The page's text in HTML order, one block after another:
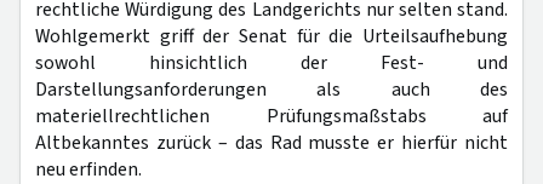
rechtliche Würdigung des Landgerichts nur selten stand.
Wohlgemerkt griff der Senat für die Urteilsaufhebung
sowohl hinsichtlich der Fest- und
Darstellungsanforderungen als auch des
materiellrechtlichen Prüfungsmaßstabs auf
Altbekanntes zurück – das Rad musste er hierfür nicht
neu erfinden.